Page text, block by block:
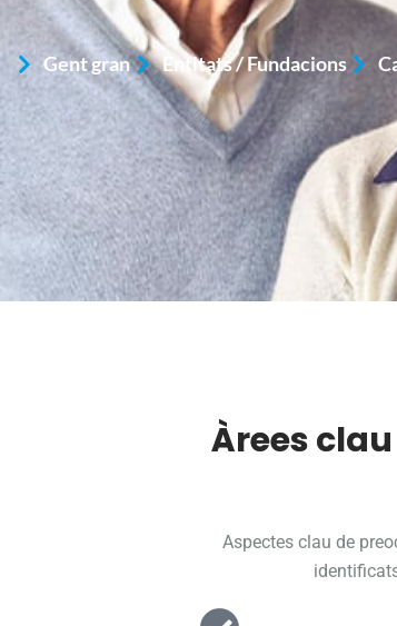
Gent gran Entitats / Fundacions
Àrees
Aspectes clau de